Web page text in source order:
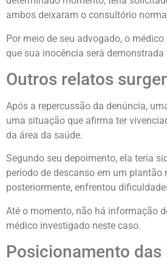
ambos deixaram o consultório
Por meio de seu advogado, o
que sua inocência será
Outros relatos
Após a repercussão da denúncia,
uma situação que afirma ter
da área da saúde.
Segundo seu depoimento, ela teria
período de descanso em um
posteriormente, enfrentou
Até o momento, não há informação
médico investigado neste caso.
Posicionamento